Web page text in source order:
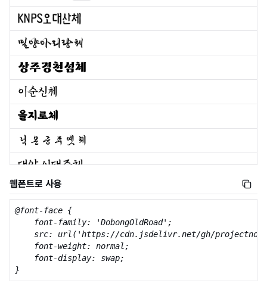
웹폰트로 사용
@font-face {
    font-family: 'DobongOldRoad';
src: url('https://cdn.jsdelivr.net/gh/
    font-weight: normal;
    font-display: swap;
}